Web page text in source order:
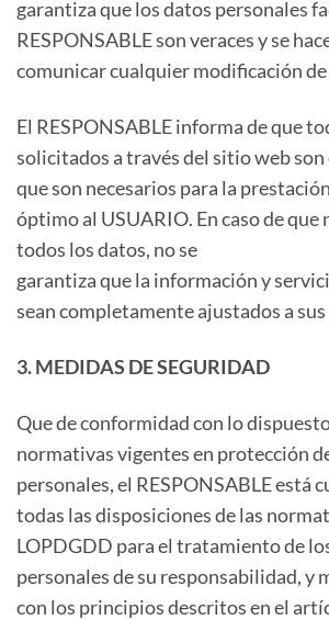
garantiza que los datos personales
RESPONSABLE son veraces y se
comunicar cualquier modificación
El RESPONSABLE informa de que
solicitados a través del sitio web
que son necesarios para la
óptimo al USUARIO. En caso de que
todos los datos, no se
garantiza que la información y
sean completamente ajustados a sus
3. MEDIDAS DE SEGURIDAD
Que de conformidad con lo
normativas vigentes en protección
personales, el RESPONSABLE está
todas las disposiciones de las
LOPDGDD para el tratamiento de
personales de su responsabilidad, y
con los principios descritos en el